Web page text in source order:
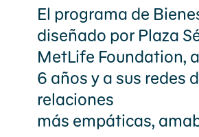
El programa de
diseñado por Plaza
MetLife Foundation,
6 años y a sus redes
relaciones
más empáticas,